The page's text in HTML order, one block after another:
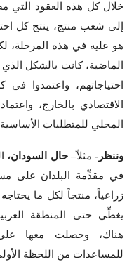
خلال كل هذه العقود التي
إلى شعب منتج، ينتج كل
هو عليه في هذه المرحلة،
الماضية، كانت بالشكل
احتياجاتهم، واعتمدوا
الاقتصادي بالخارج،
المحلي للمتطلبات
وننظر- مثلاً– حال السودان،
في مقدِّمة البلدان على
زراعياً، منتجاً لكل ما
يغطِّي حتى المنطقة
هناك، وحصلت معها
للمساعدات من اللحظة